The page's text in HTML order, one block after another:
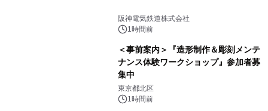
阪神電気鉄道株式会社
1時間前
＜事前案内＞『造形制作＆彫刻メンテ
ナンス体験ワークショップ』参加者募
集中
東京都北区
1時間前